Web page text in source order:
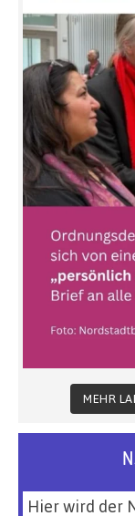
MEHR
Hier wird der